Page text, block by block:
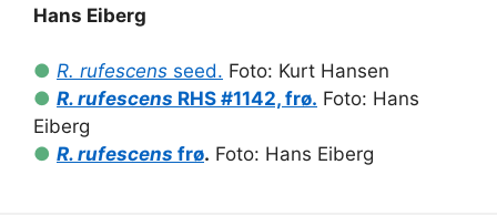
Hans Eiberg
● R. rufescens seed. Foto: Kurt Hansen
● R. rufescens RHS #1142, frø. Foto: Hans
Eiberg
● R. rufescens frø. Foto: Hans Eiberg